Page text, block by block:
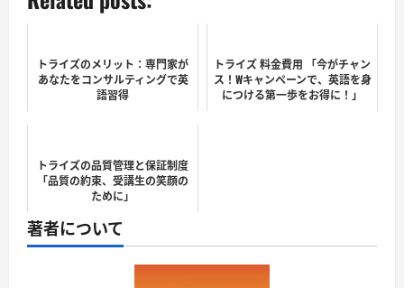
トライズのメリット：専門家が
あなたをコンサルティングで英
語習得
トライズ 料金費用 「今がチャン
ス！Wキャンペーンで、英語を身
につける第一歩をお得に！」
トライズの品質管理と保証制度
「品質の約束、受講生の笑顔の
ために」
著者について